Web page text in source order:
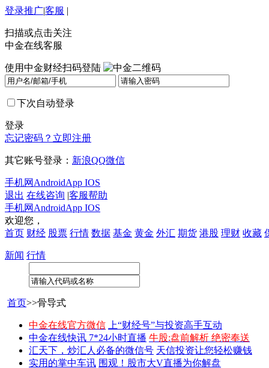
登录推广|客服 |
扫描或点击关注
中金在线客服
使用中金财经扫码登陆
下次自动登录
登录
忘记密码？ 立即注册
其它账号登录： 新浪QQ微信
手机网 AndroidApp IOS
退出 在线咨询 |客服帮助
手机网 AndroidApp IOS
欢迎您，
首页 财经 股票 行情 数据 基金 黄金 外汇 期货 港股 理财 收藏
新闻 行情
首页>>骨导式
中金在线官方微信
上“财经号”与投资高手互动
中金在线快讯 7*24小时直播 牛股:盘前解析 绝密奉送
汇天下，炒汇人必备的微信号 天信投资让您轻松赚钱
实用的掌中车讯 围观！股市大V直播为你解盘